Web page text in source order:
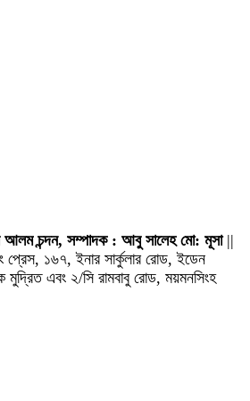
চন্দন, সম্পাদক : আবু সালেহ মো: মূসা||
প্রেস, ১৬৭, ইনার সার্কুলার রোড, ইডেন
মুদ্রিত এবং ২/সি রামবাবু রোড, ময়মনসিংহ